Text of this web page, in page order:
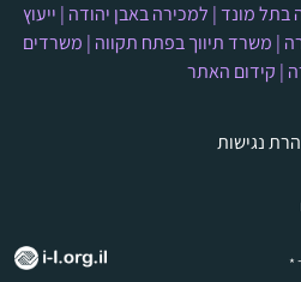
בתל מונד| למכירה באבן יהודה | ייעוץ
| משרד תיווך בפתח תקווה | משרדים
| קידום האתר
נגישות
*